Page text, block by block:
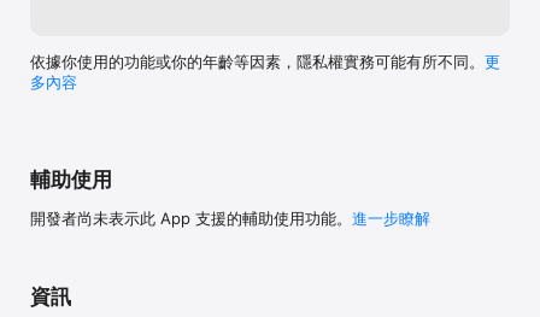
依據你使用的功能或你的年齡等因素，隱私權實務可能有所不同。 更
多內容
輔助使用
開發者尚未表示此 App 支援的輔助使用功能。 進一步瞭解
資訊